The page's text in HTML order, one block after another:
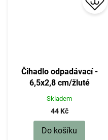
Čihadlo odpadávací -
6,5x2,8 cm/žluté
Skladem
44 Kč
Do košíku